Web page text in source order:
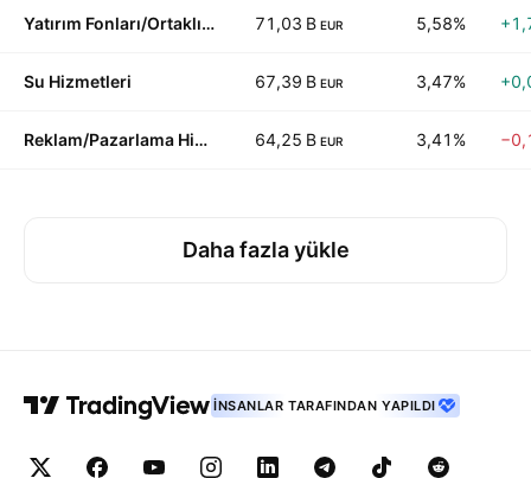
Yatırım Fonları/Ortaklık Fonları 71,03 B EUR 5,58%
Su Hizmetleri 67,39 B EUR 3,47%
Reklam/Pazarlama Hizmetleri 64,25 B EUR 3,41%
Daha fazla yükle
İNSANLAR TARAFINDAN YAPILDI